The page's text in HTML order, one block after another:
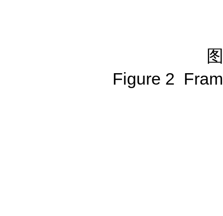
Figure 2